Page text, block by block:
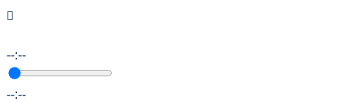
--:--
--:--